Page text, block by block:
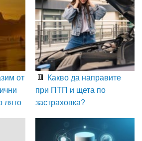
от
лято
Какво да направите
при ПТП и щета по
застраховка?